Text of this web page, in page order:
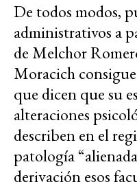
De todos modos,
administrativos a
de Melchor
Moracich
que dicen que su
alteraciones
describen en el
patología
derivación esos